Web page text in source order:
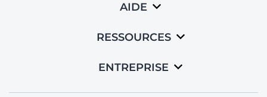
AIDE
RESSOURCES
ENTREPRISE